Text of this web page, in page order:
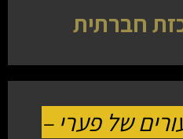
חברתית
של פערי –